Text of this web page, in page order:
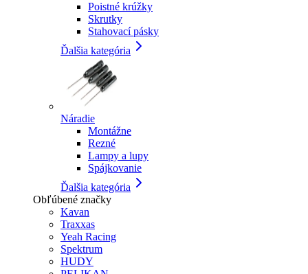
Poistné krúžky
Skrutky
Stahovací pásky
Ďalšia kategória
Náradie
Montážne
Rezné
Lampy a lupy
Spájkovanie
Ďalšia kategória
Obľúbené značky
Kavan
Traxxas
Yeah Racing
Spektrum
HUDY